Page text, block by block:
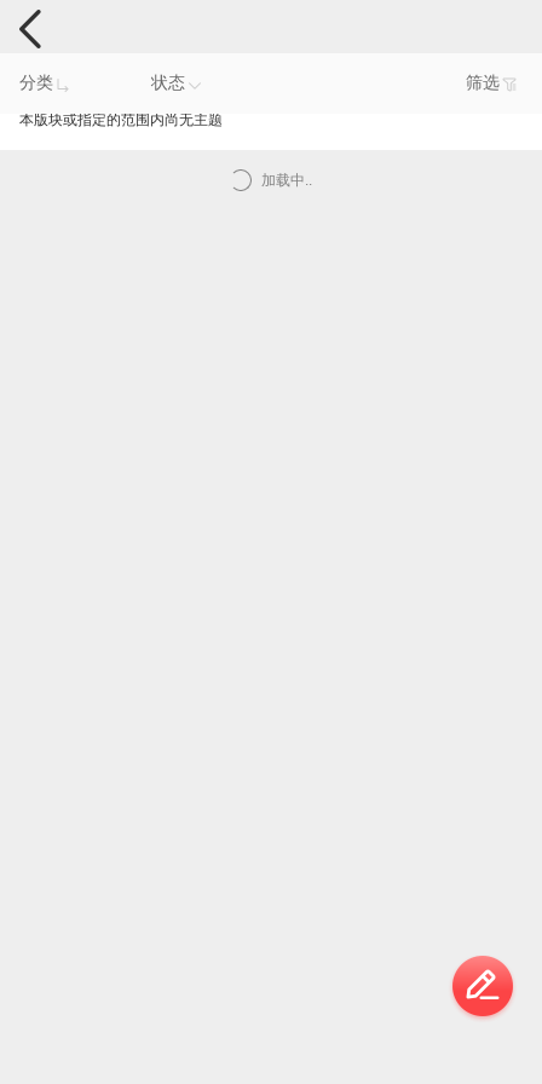
手机反馈
分类 状态 筛选
本版块或指定的范围内尚无主题
加载中..